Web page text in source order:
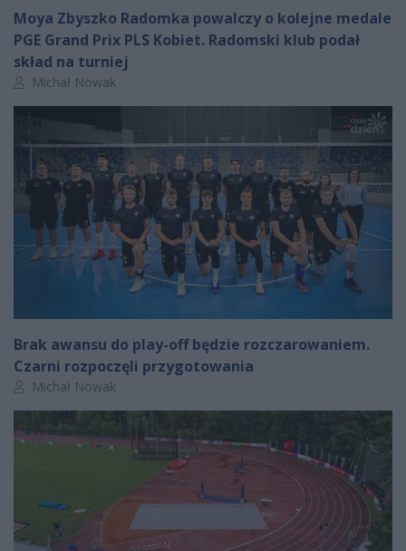
Moya Zbyszko Radomka powalczy o kolejne medale
PGE Grand Prix PLS Kobiet. Radomski klub podał
skład na turniej
Autor artykułu:
Michał Nowak
Brak awansu do play-off będzie rozczarowaniem.
Czarni rozpoczęli przygotowania
Autor artykułu:
Michał Nowak